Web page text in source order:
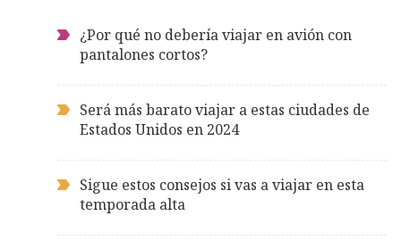
¿Por qué no debería viajar en avión con
pantalones cortos?
Será más barato viajar a estas ciudades de
Estados Unidos en 2024
Sigue estos consejos si vas a viajar en esta
temporada alta